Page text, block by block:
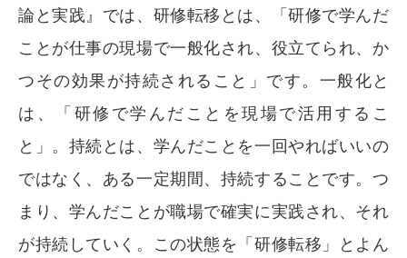
論と実践』では、研修転移とは、「研修で学んだ
ことが仕事の現場で一般化され、役立てられ、か
つその効果が持続されること」です。一般化と
は、「研修で学んだことを現場で活用するこ
と」。持続とは、学んだことを一回やればいいの
ではなく、ある一定期間、持続することです。つ
まり、学んだことが職場で確実に実践され、それ
が持続していく。この状態を「研修転移」とよん